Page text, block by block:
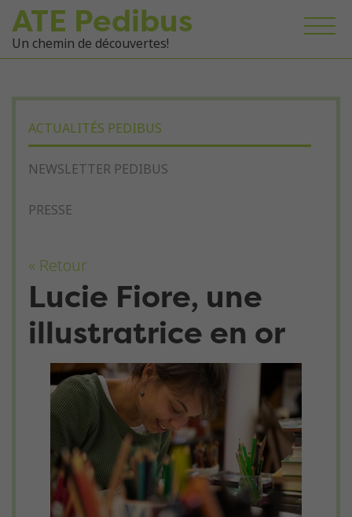
ATE Pedibus
Un chemin de découvertes!
ACTUALITÉS PEDIBUS
NEWSLETTER PEDIBUS
PRESSE
« Retour
Lucie Fiore, une
illustratrice en or